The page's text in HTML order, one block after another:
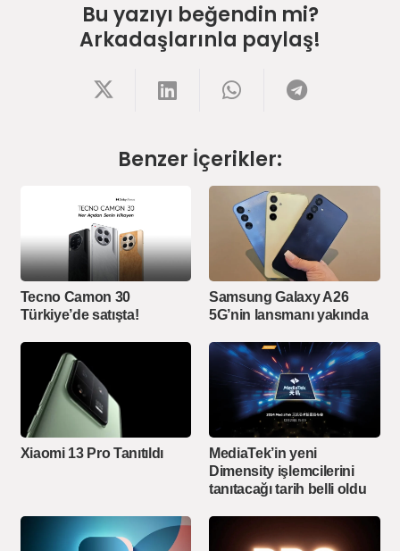
Bu yazıyı beğendin mi?
Arkadaşlarınla paylaş!
Benzer İçerikler:
Tecno Camon 30
Türkiye’de satışta!
Samsung Galaxy A26
5G’nin lansmanı yakında
Xiaomi 13 Pro Tanıtıldı
MediaTek’in yeni
Dimensity işlemcilerini
tanıtacağı tarih belli oldu